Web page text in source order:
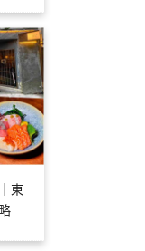
東